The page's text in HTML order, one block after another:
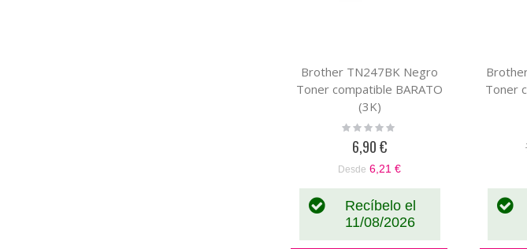
Brother TN247BK Negro
Toner compatible BARATO
(3K)
Rating:
6,90 €
Desde 6,21 €
Recíbelo el
11/08/2026
Toner